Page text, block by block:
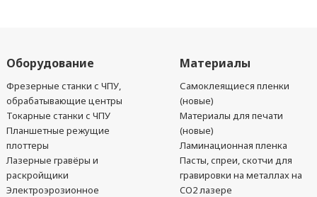
Оборудование
Фрезерные станки с ЧПУ,
обрабатывающие центры
Токарные станки с ЧПУ
Планшетные режущие
плоттеры
Лазерные гравёры и
раскройщики
Электроэрозионное
Материалы
Самоклеящиеся пленки
(новые)
Материалы для печати
(новые)
Ламинационная пленка
Пасты, спреи, скотчи для
гравировки на металлах на
CO2 лазере